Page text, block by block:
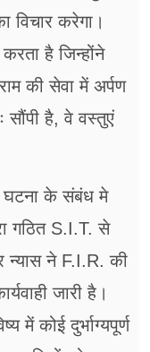
विचार करेगा।
है जिन्होंने
की सेवा में अर्पण
सौंपी है, वे वस्तुएं
घटना के संबंध मे
गठित S.I.T. से
न्यास ने F.I.R. की
जारी है।
में कोई दुर्भाग्यपूर्ण